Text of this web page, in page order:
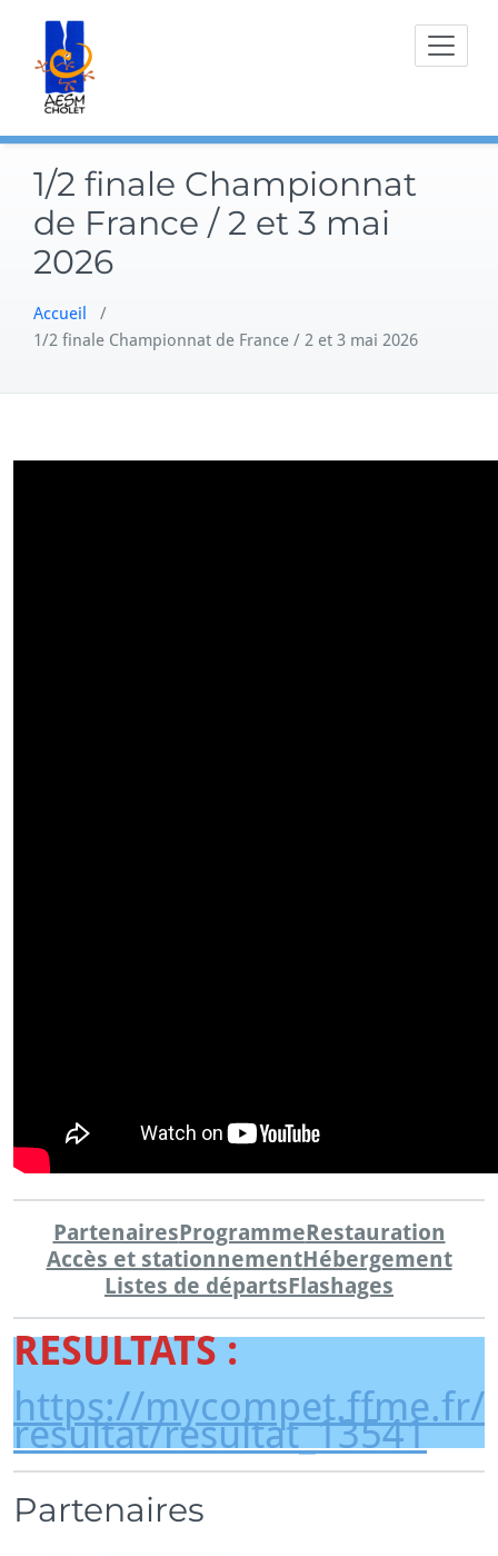
content
1/2 finale Championnat
de France / 2 et 3 mai
2026
Accueil
/
1/2 finale Championnat de France / 2 et 3 mai 2026
PartenairesProgrammeRestauration
Accès et stationnementHébergement
Listes de départsFlashages
RESULTATS :
https://mycompet.ffme.fr/
resultat/resultat_13541
Partenaires